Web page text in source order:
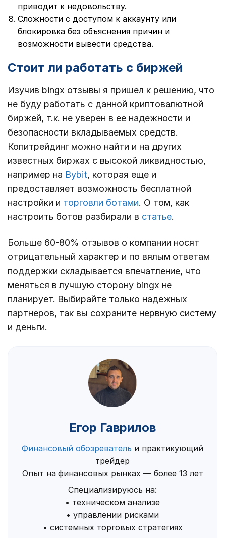
приводит к недовольству.
Сложности с доступом к аккаунту или
блокировка без объяснения причин и
возможности вывести средства.
Стоит ли работать с биржей
Изучив bingx отзывы я пришел к решению, что
не буду работать с данной криптовалютной
биржей, т.к. не уверен в ее надежности и
безопасности вкладываемых средств.
Копитрейдинг можно найти и на других
известных биржах с высокой ликвидностью,
например на Bybit, которая еще и
предоставляет возможность бесплатной
настройки и торговли ботами. О том, как
настроить ботов разбирали в статье.
Больше 60-80% отзывов о компании носят
отрицательный характер и по вялым ответам
поддержки складывается впечатление, что
меняться в лучшую сторону bingx не
планирует. Выбирайте только надежных
партнеров, так вы сохраните нервную систему
и деньги.
Егор Гаврилов
Финансовый обозреватель и практикующий
трейдер
Опыт на финансовых рынках — более 13 лет
Специализируюсь на:
• техническом анализе
• управлении рисками
• системных торговых стратегиях